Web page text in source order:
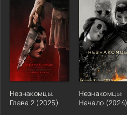
Незнакомцы.
Глава 2 (2025)
Незнакомцы:
Начало (2024)